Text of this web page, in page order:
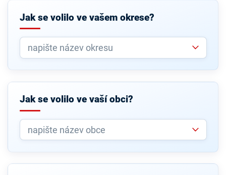
Jak se volilo ve vašem okrese?
Jak se volilo ve vaší obci?